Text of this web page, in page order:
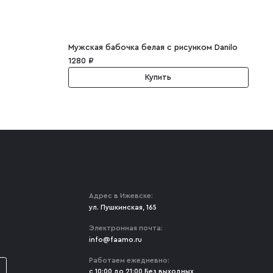
Мужская бабочка белая с рисунком Danilo
1280 ₽
Купить
Адрес в Ижевске:
ул. Пушкинская, 165
Электронная почта:
info@faamo.ru
Работаем ежедневно: